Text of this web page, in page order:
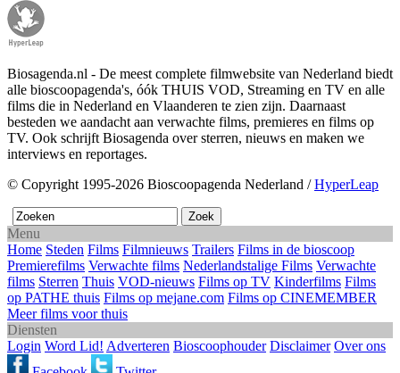
Biosagenda.nl - De meest complete filmwebsite van Nederland biedt
alle bioscoopagenda's, óók THUIS VOD, Streaming en TV en alle
films die in Nederland en Vlaanderen te zien zijn. Daarnaast
besteden we aandacht aan verwachte films, premieres en films op
TV. Ook schrijft Biosagenda over sterren, nieuws en maken we
interviews en reportages.
© Copyright 1995-2026 Bioscoopagenda Nederland /HyperLeap
Menu
Home Steden Films Filmnieuws Trailers Films in de bioscoop
Premierefilms Verwachte films Nederlandstalige Films Verwachte
films Sterren Thuis VOD-nieuws Films op TV Kinderfilms Films
op PATHE thuis Films op mejane.com Films op CINEMEMBER
Meer films voor thuis
Diensten
Login Word Lid! Adverteren Bioscoophouder Disclaimer Over ons